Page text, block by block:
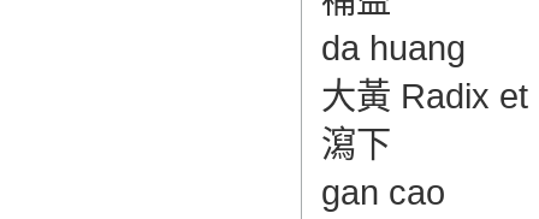
da huang
大黃 Radix
瀉下
gan cao